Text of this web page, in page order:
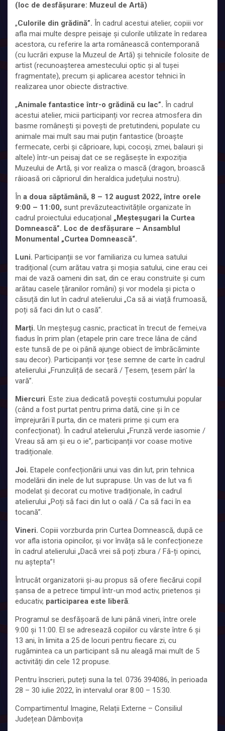
(loc de desfășurare: Muzeul de Artă)
„Culorile din grădină”. În cadrul acestui atelier, copiii vor
afla mai multe despre peisaje și culorile utilizate în redarea
acestora, cu referire la arta românească contemporană
(cu lucrări expuse la Muzeul de Artă) și tehnicile folosite de
artist (recunoașterea amestecului optic și al tușei
fragmentate), precum și aplicarea acestor tehnici în
realizarea unor obiecte distractive.
„Animale fantastice într-o grădină cu lac”. În cadrul
acestui atelier, micii participanți vor recrea atmosfera din
basme românești și povești de pretutindeni, populate cu
animale mai mult sau mai puțin fantastice (broaște
fermecate, cerbi și căprioare, lupi, cocoși, zmei, balauri și
altele) într-un peisaj dat ce se regăsește în expoziția
Muzeului de Artă, și vor realiza o mască (dragon, broască
râioasă ori căpriorul din heraldica județului nostru).
În a doua săptămână, 8 – 12 august 2022, între orele
9:00 – 11:00, sunt prevăzuteactivitățile organizate în
cadrul proiectului educațional „Meșteșugari la Curtea
Domnească”. Loc de desfășurare – Ansamblul
Monumental „Curtea Domnească“.
Luni. Participanții se vor familiariza cu lumea satului
tradițional (cum arătau vatra și moșia satului, cine erau cei
mai de vază oameni din sat, din ce erau construite și cum
arătau casele țăranilor români) și vor modela și picta o
căsuță din lut în cadrul atelierului „Ca să ai viață frumoasă,
poți să faci din lut o casă”.
Marți. Un meșteșug casnic, practicat în trecut de femei,va
fiadus în prim plan (etapele prin care trece lâna de când
este tunsă de pe oi până ajunge obiect de îmbrăcăminte
sau decor). Participanții vor țese semne de carte în cadrul
atelierului „Frunzuliță de secară / Țesem, țesem pân’ la
vară”.
Miercuri. Este ziua dedicată poveștii costumului popular
(când a fost purtat pentru prima dată, cine și în ce
împrejurări îl purta, din ce materii prime și cum era
confecționat). În cadrul atelierului „Frunză verde iasomie /
Vreau să am și eu o ie”, participanții vor coase motive
tradiționale.
Joi. Etapele confecționării unui vas din lut, prin tehnica
modelării din inele de lut suprapuse. Un vas de lut va fi
modelat și decorat cu motive tradiționale, în cadrul
atelierului „Poți să faci din lut o oală / Ca să faci în ea
tocană”.
Vineri. Copiii vorzburda prin Curtea Domnească, după ce
vor afla istoria opincilor, și vor învăța să le confecționeze
în cadrul atelierului „Dacă vrei să poți zbura / Fă-ți opinci,
nu aștepta”!
Întrucât organizatorii şi-au propus să ofere fiecărui copil
șansa de a petrece timpul într-un mod activ, prietenos și
educativ, participarea este liberă.
Programul se desfășoară de luni până vineri, între orele
9:00 și 11:00. El se adresează copiilor cu vârste între 6 și
13 ani, în limita a 25 de locuri pentru fiecare zi, cu
rugămintea ca un participant să nu aleagă mai mult de 5
activități din cele 12 propuse.
Pentru înscrieri, puteți suna la tel. 0736 394086, în perioada
28 – 30 iulie 2022, în intervalul orar 8:00 – 15:30.
Compartimentul Imagine, Relații Externe – Consiliul
Județean Dâmbovița